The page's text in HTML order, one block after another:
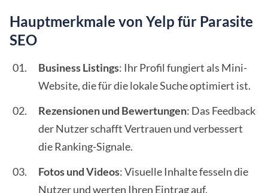
Hauptmerkmale von Yelp für Parasite
SEO
Business Listings: Ihr Profil fungiert als Mini-
Website, die für die lokale Suche optimiert ist.
Rezensionen und Bewertungen: Das Feedback
der Nutzer schafft Vertrauen und verbessert
die Ranking-Signale.
Fotos und Videos: Visuelle Inhalte fesseln die
Nutzer und werten Ihren Eintrag auf.